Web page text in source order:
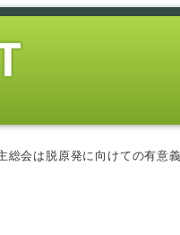
会は脱原発に向けての有意